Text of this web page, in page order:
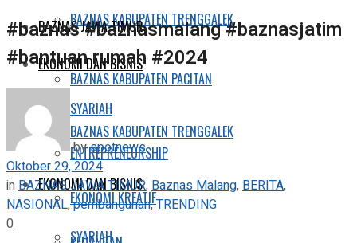
BAZNAS KABUPATEN TRENGGALEK
EKONOMI DAN BISNIS
SYARIAH
ENTREPRENEURSHIP
EKONOMI KREATIF
BAZNAS JAWA TIMUR
BAZNAS KABUPATEN PACITAN
BAZNAS KABUPATEN TRENGGALEK
EKONOMI DAN BISNIS
SYARIAH
#baznas #baznasmalang #baznasjatim
#bantuan rumah #2024
byspotnews
Oktober 29, 2024
in BAZNAS JAWA TIMUR, Baznas Malang, BERITA,
NASIONAL,pembangunan,TRENDING
0